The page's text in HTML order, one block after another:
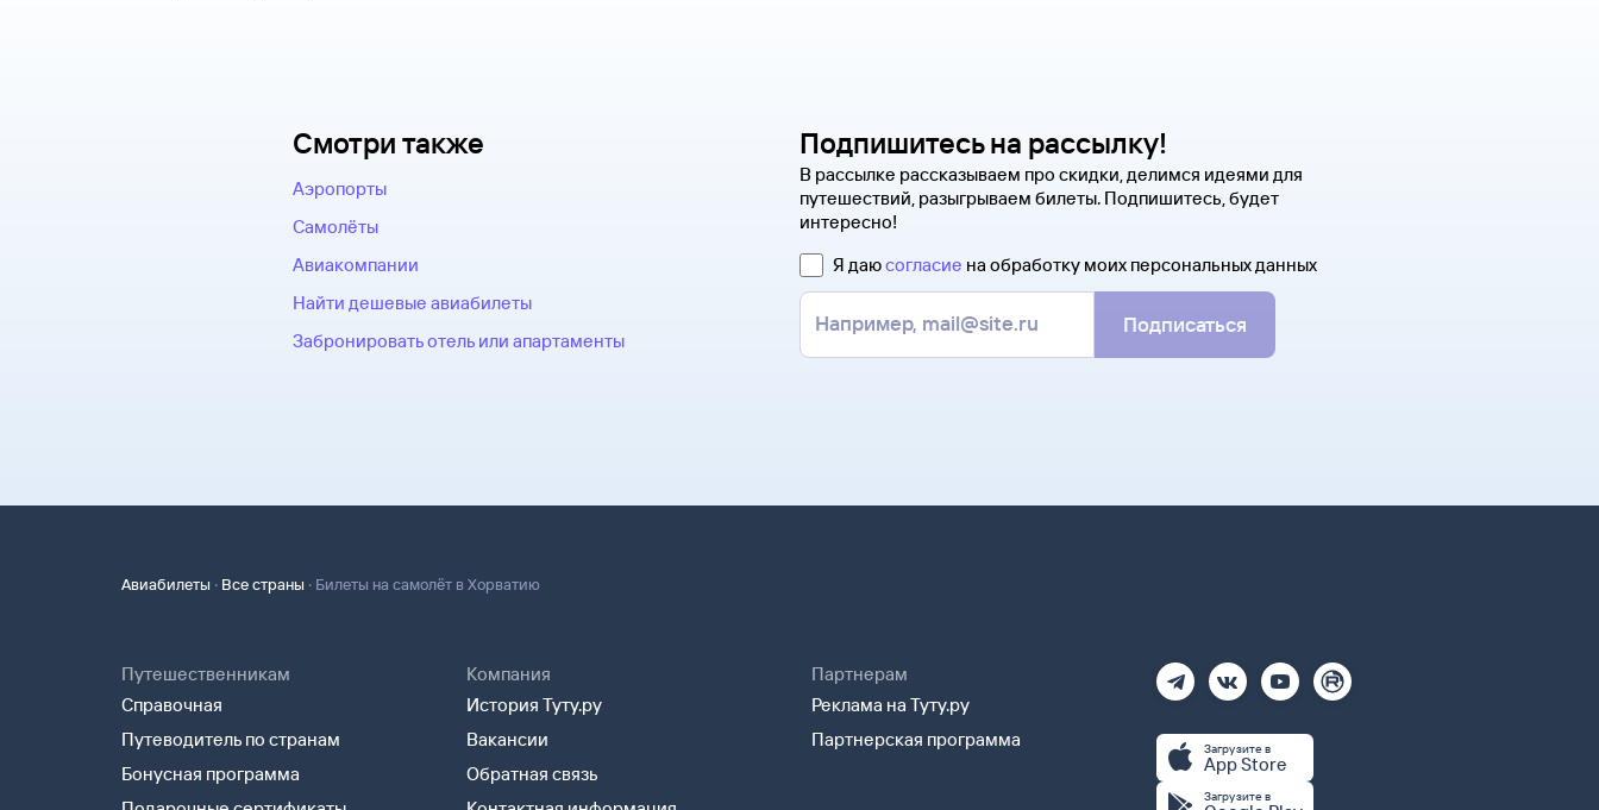
Смотри также
Аэропорты
Самолёты
Авиакомпании
Найти дешевые авиабилеты
Забронировать отель или апартаменты
Подпишитесь на рассылку!
В рассылке рассказываем про скидки, делимся идеями для
путешествий, разыгрываем билеты. Подпишитесь, будет
интересно!
Я даюсогласие на обработку моих персональных данных
Подписаться
Авиабилеты · Все страны · Билеты на самолёт в Хорватию
Путешественникам
Справочная
Путеводитель по странам
Бонусная программа
Компания
История Туту.ру
Вакансии
Обратная связь
Партнерам
Реклама на Туту.ру
Партнерская программа
Загрузите в
App Store
Загрузите в